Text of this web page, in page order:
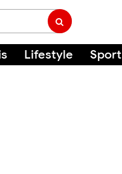
Lifestyle Sport